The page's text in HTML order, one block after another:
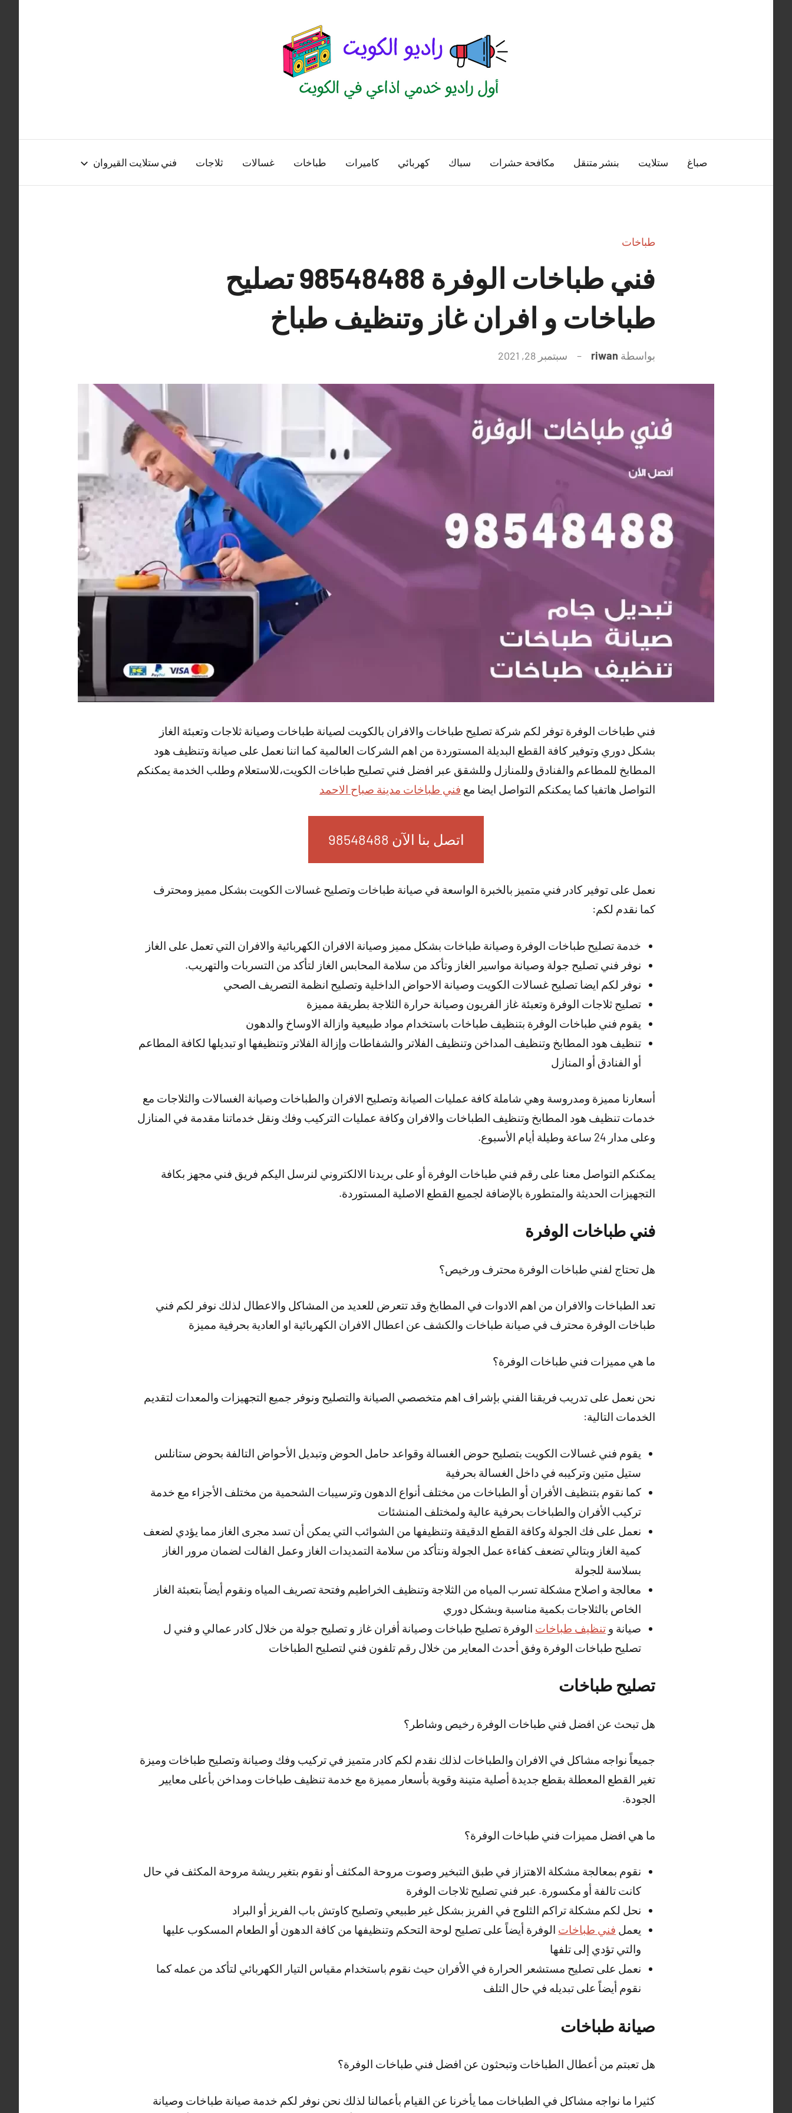
الكويت
منصة
اذاعية
صباغ ستلايت بنشر متنقل مكافحة حشرات سباك كهربائي كاميرات طباخات غسالات ثلاجات فني ستلايت القيروان
طباخات
فني طباخات الوفرة 98548488 تصليح
طباخات و افران غاز وتنظيف طباخ
بواسطة riwan سبتمبر 28, 2021
فني طباخات الوفرة توفر لكم شركة تصليح طباخات والافران بالكويت لصيانة طباخات وصيانة ثلاجات وتعبئة الغاز
بشكل دوري وتوفير كافة القطع البديلة المستوردة من اهم الشركات العالمية كما اننا نعمل على صيانة وتنظيف هود
المطابخ للمطاعم والفنادق وللمنازل وللشقق عبر افضل فني تصليح طباخات الكويت،للاستعلام وطلب الخدمة يمكنكم
التواصل هاتفيا كما يمكنكم التواصل ايضا مع فني طباخات مدينة صباح الاحمد
اتصل بنا الآن 98548488
نعمل على توفير كادر فني متميز بالخبرة الواسعة في صيانة طباخات وتصليح غسالات الكويت بشكل مميز ومحترف
كما نقدم لكم:
خدمة تصليح طباخات الوفرة وصيانة طباخات بشكل مميز وصيانة الافران الكهربائية والافران التي تعمل على الغاز
نوفر فني تصليح جولة وصيانة مواسير الغاز وتأكد من سلامة المحابس الغاز لتأكد من التسربات والتهريب.
نوفر لكم ايضا تصليح غسالات الكويت وصيانة الاحواض الداخلية وتصليح انظمة التصريف الصحي
تصليح ثلاجات الوفرة وتعبئة غاز الفريون وصيانة حرارة الثلاجة بطريقة مميزة
يقوم فني طباخات الوفرة بتنظيف طباخات باستخدام مواد طبيعية وازالة الاوساخ والدهون
تنظيف هود المطابخ وتنظيف المداخن وتنظيف الفلاتر والشفاطات وإزالة الفلاتر وتنظيفها او تبديلها لكافة المطاعم
أو الفنادق أو المنازل
أسعارنا مميزة ومدروسة وهي شاملة كافة عمليات الصيانة وتصليح الافران والطباخات وصيانة الغسالات والثلاجات مع
خدمات تنظيف هود المطابخ وتنظيف الطباخات والافران وكافة عمليات التركيب وفك ونقل خدماتنا مقدمة في المنازل
وعلى مدار 24 ساعة وطيلة أيام الأسبوع.
يمكنكم التواصل معنا على رقم فني طباخات الوفرة أو على بريدنا الالكتروني لنرسل اليكم فريق فني مجهز بكافة
التجهيزات الحديثة والمتطورة بالإضافة لجميع القطع الاصلية المستوردة.
فني طباخات الوفرة
هل تحتاج لفني طباخات الوفرة محترف ورخيص؟
تعد الطباخات والافران من اهم الادوات في المطابخ وقد تتعرض للعديد من المشاكل والاعطال لذلك نوفر لكم فني
طباخات الوفرة محترف في صيانة طباخات والكشف عن اعطال الافران الكهربائية او العادية بحرفية مميزة
ما هي مميزات فني طباخات الوفرة؟
نحن نعمل على تدريب فريقنا الفني بإشراف اهم متخصصي الصيانة والتصليح ونوفر جميع التجهيزات والمعدات لتقديم
الخدمات التالية:
يقوم فني غسالات الكويت بتصليح حوض الغسالة وقواعد حامل الحوض وتبديل الأحواض التالفة بحوض ستانلس
ستيل متين وتركيبه في داخل الغسالة بحرفية
كما نقوم بتنظيف الأفران أو الطباخات من مختلف أنواع الدهون وترسيبات الشحمية من مختلف الأجزاء مع خدمة
تركيب الأفران والطباخات بحرفية عالية ولمختلف المنشئات
نعمل على فك الجولة وكافة القطع الدقيقة وتنظيفها من الشوائب التي يمكن أن تسد مجرى الغاز مما يؤدي لضعف
كمية الغاز وبتالي تضعف كفاءة عمل الجولة ونتأكد من سلامة التمديدات الغاز وعمل الفالت لضمان مرور الغاز
بسلاسة للجولة
معالجة و اصلاح مشكلة تسرب المياه من الثلاجة وتنظيف الخراطيم وفتحة تصريف المياه ونقوم أيضاً بتعبئة الغاز
الخاص بالثلاجات بكمية مناسبة وبشكل دوري
صيانة و تنظيف طباخات الوفرة تصليح طباخات وصيانة أفران غاز و تصليح جولة من خلال كادر عمالي و فني ل
تصليح طباخات الوفرة وفق أحدث المعاير من خلال رقم تلفون فني لتصليح الطباخات
تصليح طباخات
هل تبحث عن افضل فني طباخات الوفرة رخيص وشاطر؟
جميعاً نواجه مشاكل في الافران والطباخات لذلك نقدم لكم كادر متميز في تركيب وفك وصيانة وتصليح طباخات وميزة
تغير القطع المعطلة بقطع جديدة أصلية متينة وقوية بأسعار مميزة مع خدمة تنظيف طباخات ومداخن بأعلى معايير
الجودة.
ما هي افضل مميزات فني طباخات الوفرة؟
نقوم بمعالجة مشكلة الاهتزاز في طبق التبخير وصوت مروحة المكثف أو نقوم بتغير ريشة مروحة المكثف في حال
كانت تالفة أو مكسورة. عبر فني تصليح ثلاجات الوفرة
نحل لكم مشكلة تراكم الثلوج في الفريز بشكل غير طبيعي وتصليح كاوتش باب الفريز أو البراد
يعمل فني طباخات الوفرة أيضاً على تصليح لوحة التحكم وتنظيفها من كافة الدهون أو الطعام المسكوب عليها
والتي تؤدي إلى تلفها
نعمل على تصليح مستشعر الحرارة في الأفران حيث نقوم باستخدام مقياس التيار الكهربائي لتأكد من عمله كما
نقوم أيضاً على تبديله في حال التلف
صيانة طباخات
هل تعبتم من أعطال الطباخات وتبحثون عن افضل فني طباخات الوفرة؟
كثيرا ما نواجه مشاكل في الطباخات مما يأخرنا عن القيام بأعمالنا لذلك نحن نوفر لكم خدمة صيانة طباخات وصيانة